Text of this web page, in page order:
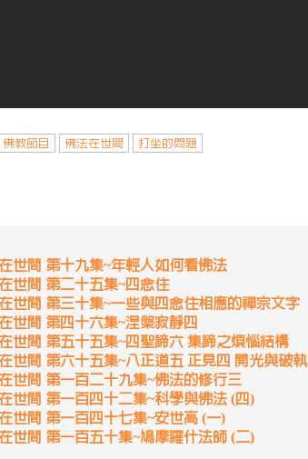
佛教節目 佛法在世間 打坐的問題
世間 第十九集~年輕人如何看佛法
世間 第二十五集~四念住
世間 第三十集~一些與四念住相應的禪宗文字
世間 第四十六集~涅槃寂靜四
世間 第五十五集~四聖諦六 集諦之煩惱結構
世間 第六十五集~八正道五 正見四 開光與破執
世間 第一百二十九集~佛法的修行三
世間 第一百四十二集~科學與佛法 (四)
世間 第一百四十七集~安世高 (一)
世間 第一百五十集~鳩摩羅什法師 (二)